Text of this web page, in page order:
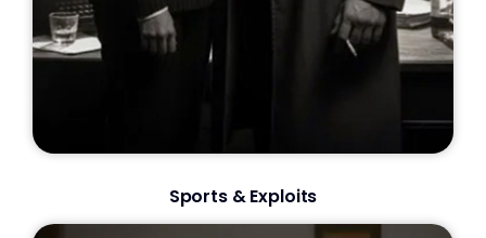
Sports & Exploits